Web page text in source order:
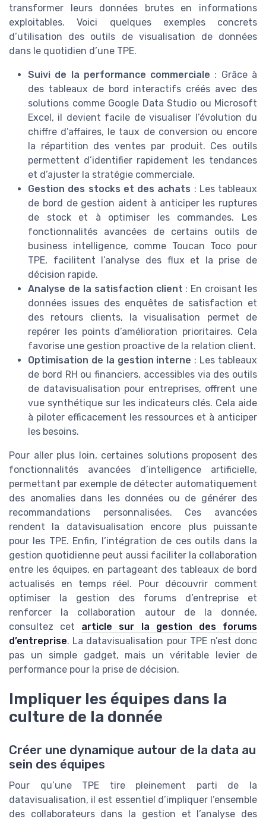
transformer leurs données brutes en informations
exploitables. Voici quelques exemples concrets
d’utilisation des outils de visualisation de données
dans le quotidien d’une TPE.
Suivi de la performance commerciale : Grâce à
des tableaux de bord interactifs créés avec des
solutions comme Google Data Studio ou Microsoft
Excel, il devient facile de visualiser l’évolution du
chiffre d’affaires, le taux de conversion ou encore
la répartition des ventes par produit. Ces outils
permettent d’identifier rapidement les tendances
et d’ajuster la stratégie commerciale.
Gestion des stocks et des achats : Les tableaux
de bord de gestion aident à anticiper les ruptures
de stock et à optimiser les commandes. Les
fonctionnalités avancées de certains outils de
business intelligence, comme Toucan Toco pour
TPE, facilitent l’analyse des flux et la prise de
décision rapide.
Analyse de la satisfaction client : En croisant les
données issues des enquêtes de satisfaction et
des retours clients, la visualisation permet de
repérer les points d’amélioration prioritaires. Cela
favorise une gestion proactive de la relation client.
Optimisation de la gestion interne : Les tableaux
de bord RH ou financiers, accessibles via des outils
de datavisualisation pour entreprises, offrent une
vue synthétique sur les indicateurs clés. Cela aide
à piloter efficacement les ressources et à anticiper
les besoins.
Pour aller plus loin, certaines solutions proposent des
fonctionnalités avancées d’intelligence artificielle,
permettant par exemple de détecter automatiquement
des anomalies dans les données ou de générer des
recommandations personnalisées. Ces avancées
rendent la datavisualisation encore plus puissante
pour les TPE. Enfin, l’intégration de ces outils dans la
gestion quotidienne peut aussi faciliter la collaboration
entre les équipes, en partageant des tableaux de bord
actualisés en temps réel. Pour découvrir comment
optimiser la gestion des forums d’entreprise et
renforcer la collaboration autour de la donnée,
consultez cet article sur la gestion des forums
d’entreprise. La datavisualisation pour TPE n’est donc
pas un simple gadget, mais un véritable levier de
performance pour la prise de décision.
Impliquer les équipes dans la
culture de la donnée
Créer une dynamique autour de la data au
sein des équipes
Pour qu’une TPE tire pleinement parti de la
datavisualisation, il est essentiel d’impliquer l’ensemble
des collaborateurs dans la gestion et l’analyse des